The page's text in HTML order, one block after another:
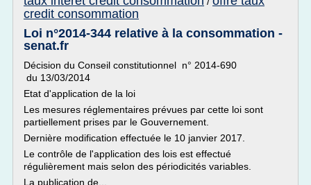
credit consommation
Loi n°2014-344 relative à la consommation -
senat.fr
Décision du Conseil constitutionnel n° 2014-690
du 13/03/2014
Etat d'application de la loi
Les mesures réglementaires prévues par cette loi sont
partiellement prises par le Gouvernement.
Dernière modification effectuée le 10 janvier 2017.
Le contrôle de l'application des lois est effectué
régulièrement mais selon des périodicités variables.
La publication de...